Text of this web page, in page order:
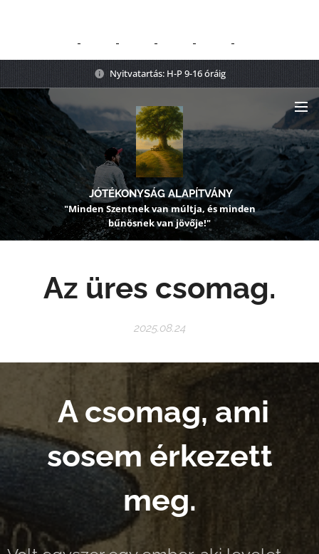
Nyitvatartás: H-P 9-16 óráig
JÓTÉKONYSÁG ALAPÍTVÁNY
"Minden Szentnek van múltja, és minden
bűnösnek van jövője!"
Az üres csomag.
2025.08.24
A csomag, ami
sosem érkezett
meg.